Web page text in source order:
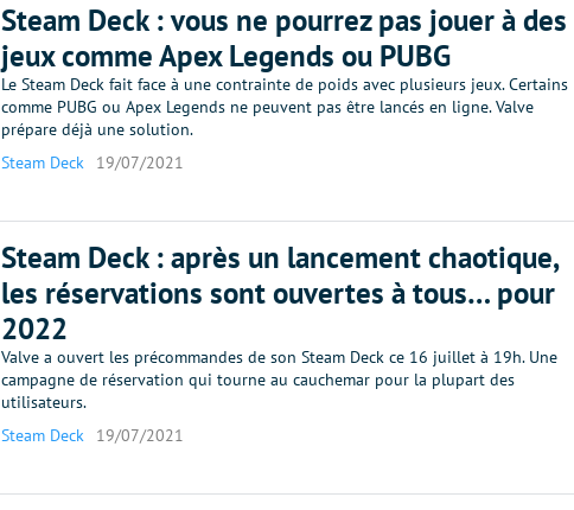
Steam Deck : vous ne pourrez pas jouer à des
jeux comme Apex Legends ou PUBG
Le Steam Deck fait face à une contrainte de poids avec plusieurs jeux. Certains
comme PUBG ou Apex Legends ne peuvent pas être lancés en ligne. Valve
prépare déjà une solution.
Steam Deck
19/07/2021
Steam Deck : après un lancement chaotique,
les réservations sont ouvertes à tous… pour
2022
Valve a ouvert les précommandes de son Steam Deck ce 16 juillet à 19h. Une
campagne de réservation qui tourne au cauchemar pour la plupart des
utilisateurs.
Steam Deck
19/07/2021